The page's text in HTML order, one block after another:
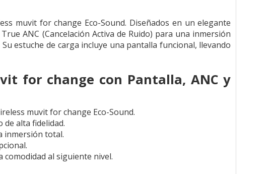
muvit for change Eco-Sound. Diseñados en un elegante
ANC (Cancelación Activa de Ruido) para una inmersión
estuche de carga incluye una pantalla funcional, llevando
for change con Pantalla, ANC y
muvit for change Eco-Sound.
alta fidelidad.
inmersión total.
comodidad al siguiente nivel.